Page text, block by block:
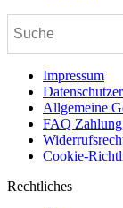
Impressum
Allgemeine
FAQ
Cookie-
Rechtliches